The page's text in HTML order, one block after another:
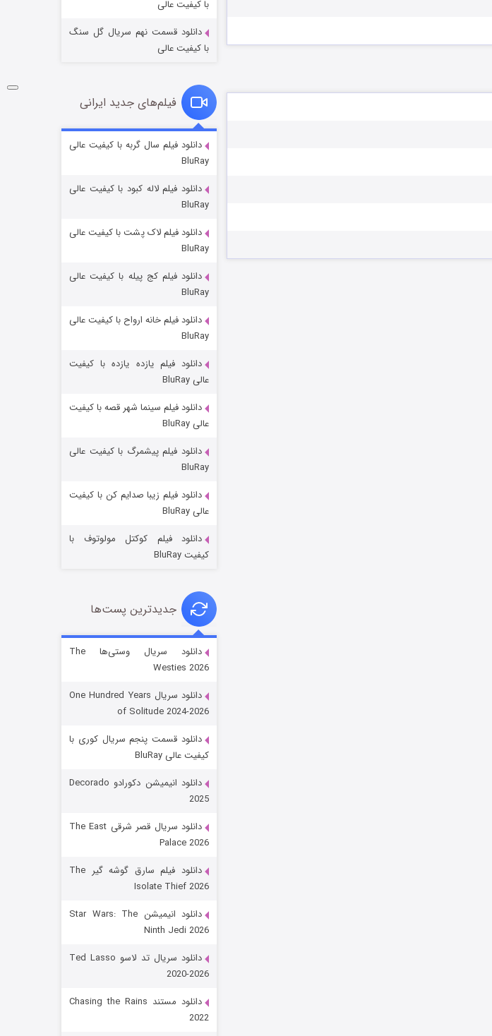
شوگر فصل ۲
قسمت
خاندان اژدها فصل ۳
جادوگری در مغولستان
قسمت۶ (زیرنویس)
رویایی برای تو
قسمت ۱۵ (دوبله)
با کیفیت عالی
دانلود قسمت نهم سریال گل سنگ
با کیفیت عالی
فیلم‌های جدید ایرانی
دانلود فیلم سال گربه با کیفیت عالی
BluRay
دانلود فیلم لاله کبود با کیفیت عالی
BluRay
دانلود فیلم لاک پشت با کیفیت عالی
BluRay
دانلود فیلم کج‌ پیله با کیفیت عالی
BluRay
دانلود فیلم خانه ارواح با کیفیت عالی
BluRay
دانلود فیلم یازده یازده با کیفیت
عالی BluRay
دانلود فیلم سینما شهر قصه با کیفیت
عالی BluRay
دانلود فیلم پیشمرگ با کیفیت عالی
BluRay
دانلود فیلم زیبا صدایم کن با کیفیت
عالی BluRay
دانلود فیلم کوکتل مولوتوف با
کیفیت BluRay
جدیدترین پست‌ها
دانلود سریال وستی‌ها The
Westies 2026
دانلود سریال One Hundred Years
of Solitude 2024-2026
دانلود قسمت پنجم سریال کوری با
کیفیت عالی BluRay
دانلود انیمیشن دکورادو Decorado
2025
دانلود سریال قصر شرقی The East
Palace 2026
دانلود فیلم سارق گوشه گیر The
Isolate Thief 2026
دانلود انیمیشن Star Wars: The
Ninth Jedi 2026
دانلود سریال تد لاسو Ted Lasso
2020-2026
دانلود مستند Chasing the Rains
2022